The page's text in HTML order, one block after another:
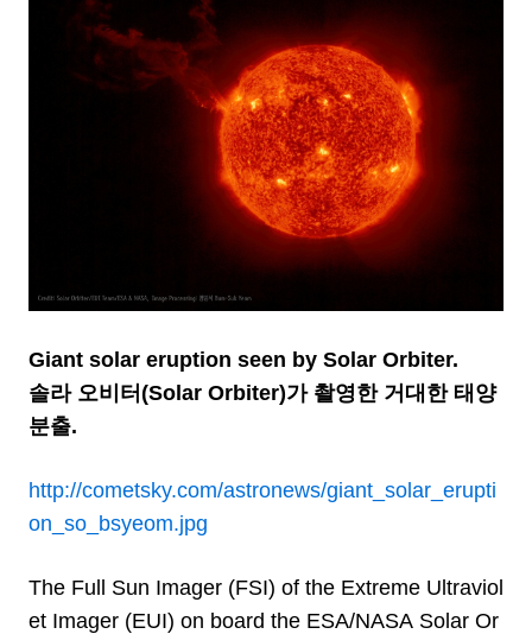
Giant solar eruption seen by Solar Orbiter.
솔라 오비터(Solar Orbiter)가 촬영한 거대한 태양
분출.
http://cometsky.com/astronews/giant_solar_erupti
on_so_bsyeom.jpg
The Full Sun Imager (FSI) of the Extreme Ultraviol
et Imager (EUI) on board the ESA/NASA Solar Or